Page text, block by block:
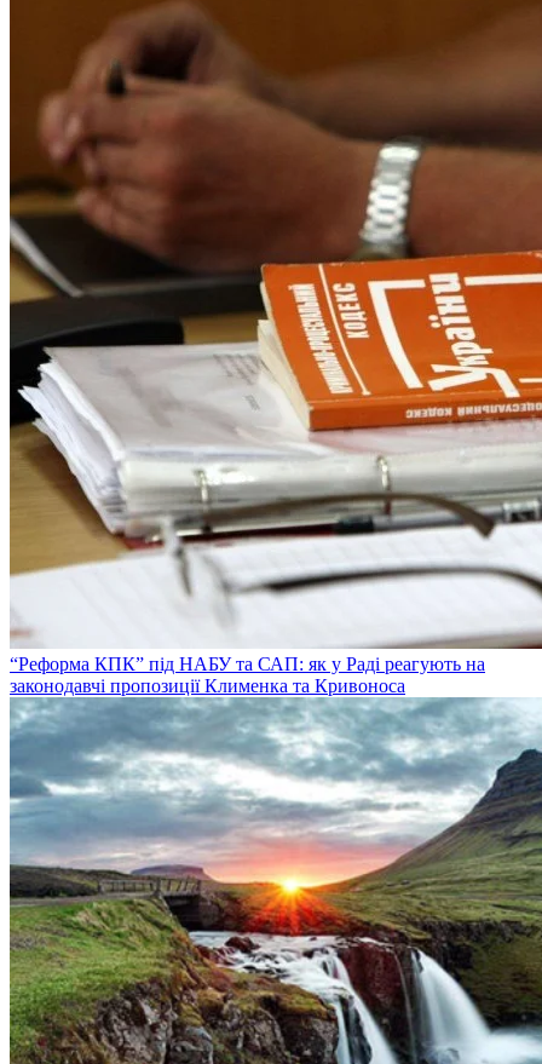
“Реформа КПК” під НАБУ та САП: як у Раді реагують на
законодавчі пропозиції Клименка та Кривоноса